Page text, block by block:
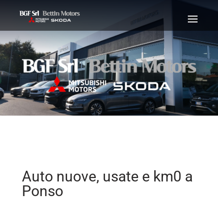
Auto nuove, usate e km0 a
Ponso